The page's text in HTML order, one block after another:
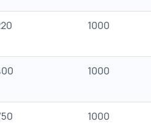
1000
1000
1000